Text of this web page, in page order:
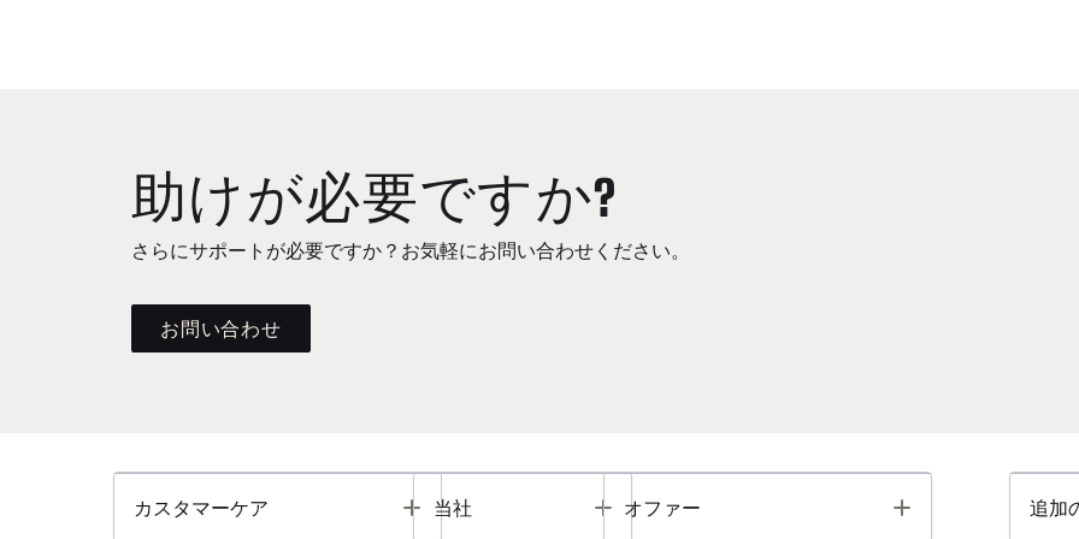
助けが必要ですか?
さらにサポートが必要ですか？お気軽にお問い合わせください。
お問い合わせ
カスタマーケア Toggle
当社 Toggle
オファー Toggle 追加